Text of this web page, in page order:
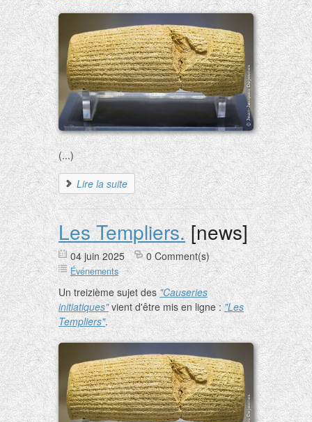
(...)
Lire la suite
Les Templiers. [news]
04 juin 2025 0 Comment(s)
Événements
Un treizième sujet des "Causeries
initiatiques"vient d'être mis en ligne : "Les
Templiers".